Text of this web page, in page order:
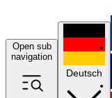
Open sub
navigation
Deutsch